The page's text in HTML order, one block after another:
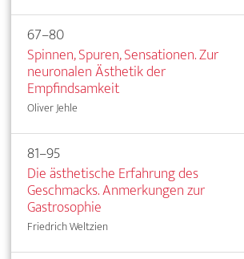
67–80
Spinnen, Spuren, Sensationen. Zur
neuronalen Ästhetik der
Empfindsamkeit
Oliver Jehle
81–95
Die ästhetische Erfahrung des
Geschmacks. Anmerkungen zur
Gastrosophie
Friedrich Weltzien